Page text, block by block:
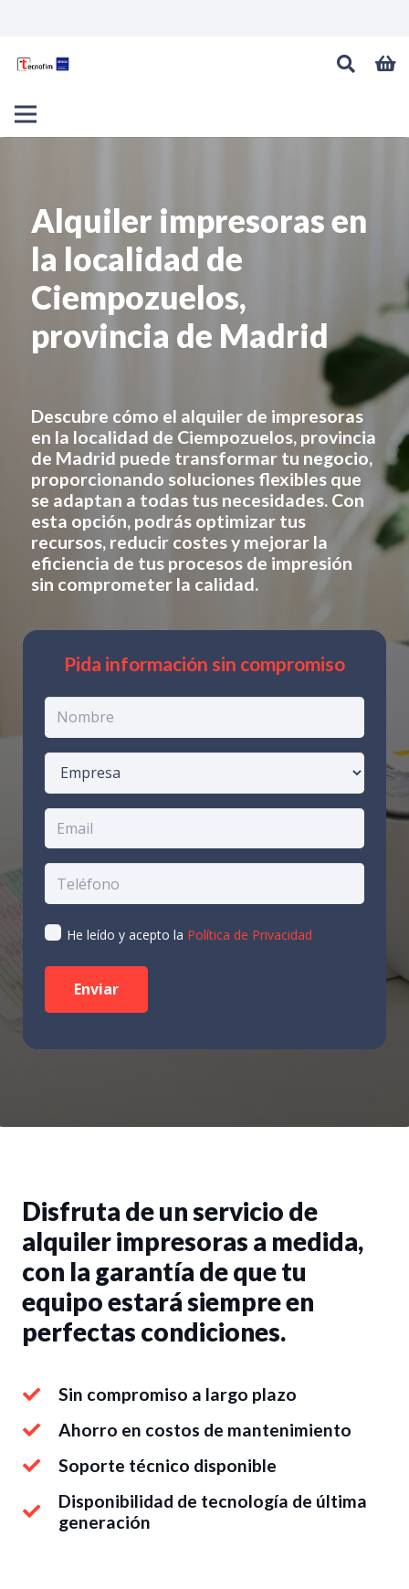
Alquiler impresoras en
la localidad de
Ciempozuelos,
provincia de Madrid
Descubre cómo el alquiler de impresoras
en la localidad de Ciempozuelos, provincia
de Madrid puede transformar tu negocio,
proporcionando soluciones flexibles que
se adaptan a todas tus necesidades. Con
esta opción, podrás optimizar tus
recursos, reducir costes y mejorar la
eficiencia de tus procesos de impresión
sin comprometer la calidad.
Pida información sin compromiso
He leído y acepto la Política de Privacidad
Disfruta de un servicio de
alquiler impresoras a medida,
con la garantía de que tu
equipo estará siempre en
perfectas condiciones.
Sin compromiso a largo plazo
Ahorro en costos de mantenimiento
Soporte técnico disponible
Disponibilidad de tecnología de última
generación